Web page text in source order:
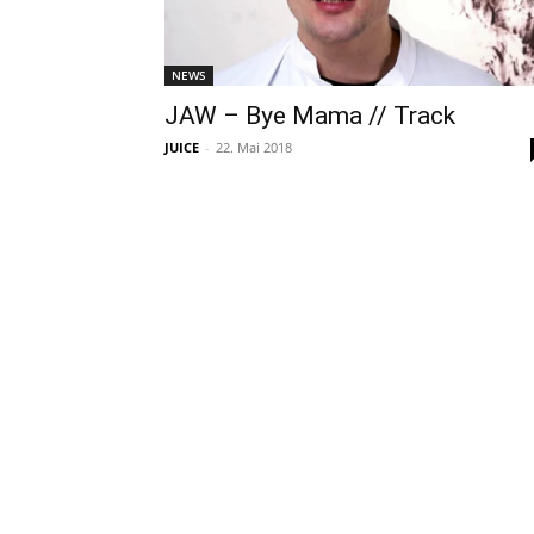
NEWS
JAW – Bye Mama // Track
JUICE - 22. Mai 2018